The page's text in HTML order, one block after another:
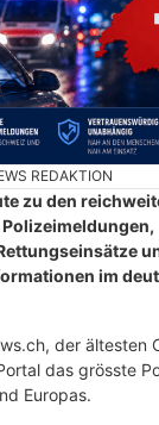
REDAKTION
zu den
im
der ältesten
das grösste
Europas.